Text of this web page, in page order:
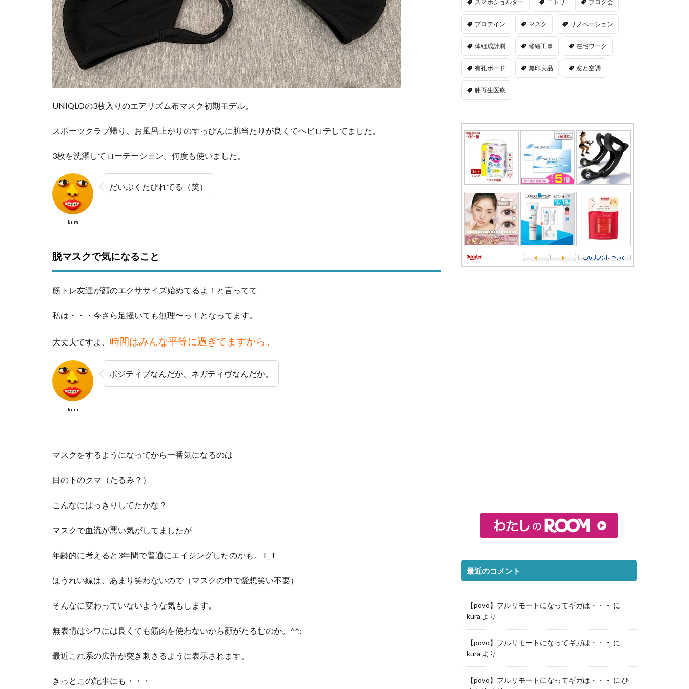
UNIQLOの3枚入りのエアリズム布マスク初期モデル。
スポーツクラブ帰り、お風呂上がりのすっぴんに肌当たりが良くてヘビロテしてました。
3枚を洗濯してローテーション。何度も使いました。
kura
だいぶくたびれてる（笑）
脱マスクで気になること
筋トレ友達が顔のエクササイズ始めてるよ！と言ってて
私は・・・今さら足掻いても無理〜っ！となってます。
大丈夫ですよ、 時間はみんな平等に過ぎてますから。
kura
ポジティブなんだか、ネガティヴなんだか。
マスクをするようになってから一番気になるのは
目の下のクマ（たるみ？）
こんなにはっきりしてたかな？
マスクで血流が悪い気がしてましたが
年齢的に考えると3年間で普通にエイジングしたのかも。T_T
ほうれい線は、あまり笑わないので（マスクの中で愛想笑い不要）
そんなに変わっていないような気もします。
無表情はシワには良くても筋肉を使わないから顔がたるむのか。^^;
最近これ系の広告が突き刺さるように表示されます。
きっとこの記事にも・・・
スマホショルダー ニトリ ブログ会
プロテイン マスク リノベーション
体組成計測 修繕工事 在宅ワーク
有孔ボード 無印良品 窓と空調
膝再生医療
最近のコメント
【povo】フルリモートになってギガは・・・ に
kura より
【povo】フルリモートになってギガは・・・ に
kura より
【povo】フルリモートになってギガは・・・ に ひ